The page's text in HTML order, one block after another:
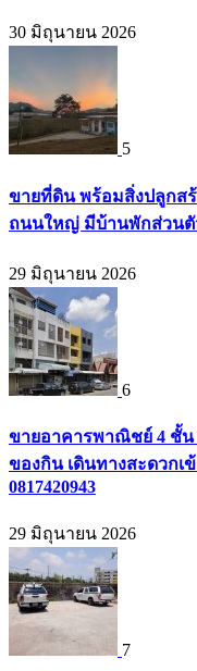
30 มิถุนายน 2026
5
ขายที่ดิน พร้อมสิ่งปลูกสร้
ถนนใหญ่ มีบ้านพักส่วนตัว
29 มิถุนายน 2026
6
ขายอาคารพาณิชย์ 4 ชั้น
ของกิน เดินทางสะดวกเ
0817420943
29 มิถุนายน 2026
7